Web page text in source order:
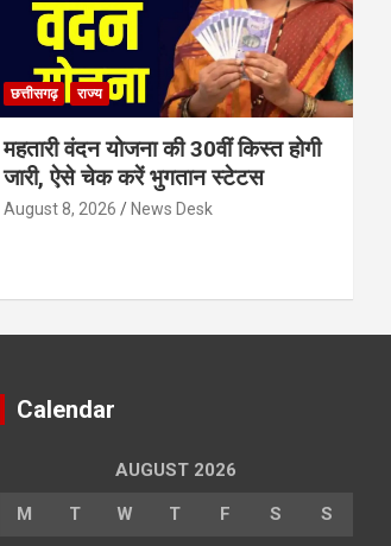
छत्तीसगढ़ राज्य
महतारी वंदन योजना की 30वीं किस्त होगी
जारी, ऐसे चेक करें भुगतान स्टेटस
August 8, 2026 News Desk
Calendar
AUGUST 2026
M T W T F S S